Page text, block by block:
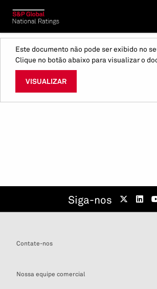
Este documento não pode ser exibido no
Clique no botão abaixo para visualizar o
VISUALIZAR
Siga-nos
Contate-nos
Nossa equipe comercial